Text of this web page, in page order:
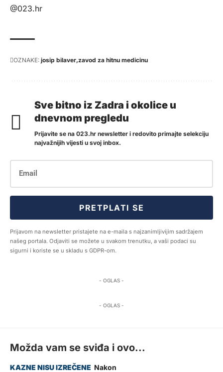
@023.hr
OZNAKE: josip bilaver zavod za hitnu medicinu
Sve bitno iz Zadra i okolice u
dnevnom pregledu
Prijavite se na 023.hr newsletter i redovito primajte selekciju
najvažnijih vijesti u svoj inbox.
PRETPLATI SE
Prijavom na newsletter pristajete na e-maila s najzanimljivijim sadržajem
našeg portala. Odjaviti se možete u svakom trenutku, a vaši podaci su
sigurni i koriste se u skladu s GDPR-om.
- OGLAS -
- OGLAS -
Možda vam se sviđa i ovo...
Nakon